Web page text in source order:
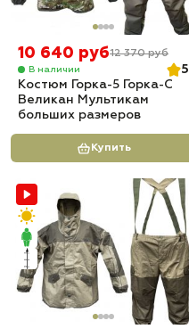
10 640 руб12 370 руб
В наличии
5
Костюм Горка-5 Горка-С
Великан Мультикам
больших размеров
Купить